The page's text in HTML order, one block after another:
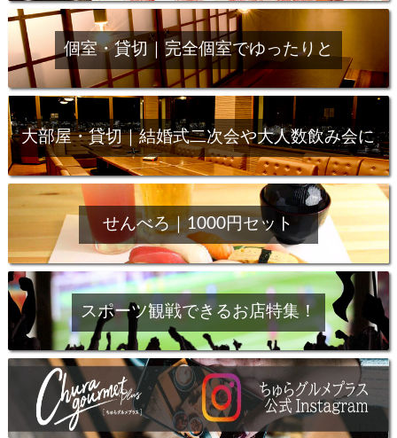
個室・貸切｜完全個室でゆったりと
大部屋・貸切｜結婚式二次会や大人数飲み会に
せんべろ｜1000円セット
スポーツ観戦できるお店特集！